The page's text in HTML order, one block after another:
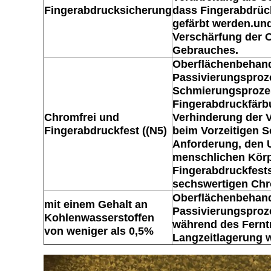
Fingerabdrucksicherungdass
gefärbt
Verschärfung der
Gebrauches.
Chromfrei und
Fingerabdruckfest ((N5)
Verhinderung der
beim Vorzeitigen
Anforderung, den
menschlichen
sechswertigen
mit einem Gehalt an
Kohlenwasserstoffen
von weniger als 0,5%
während des
Langzeitlagerung